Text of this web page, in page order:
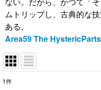
ムトリップし、古典的な
ある。
Area59 The
1件